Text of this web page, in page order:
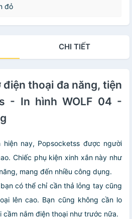
đỏ
CHI TIẾT
điện thoại đa năng, tiện
- In hình WOLF 04 -
nay, Popsocketss được người
Chiếc phụ kiện xinh xắn này như
mang đến nhiều công dụng.
có thể chỉ cần thả lỏng tay cũng
lên cao. Bạn cũng không cần lo
cầm nắm điện thoại như trước nữa.